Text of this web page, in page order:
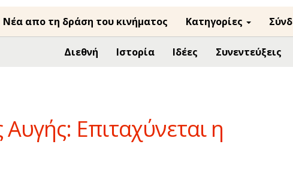
Νέα απο τη δράση του κινήματος Κατηγορίες
Διεθνή Ιστορία Ιδέες Συνεντεύξεις
Επιταχύνεται η